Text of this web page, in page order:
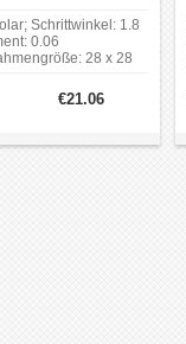
Schrittwinkel: 1.8
0.06
28 x 28
Φ6 mm;
Φ3 mm;
5 mm.
€21.06